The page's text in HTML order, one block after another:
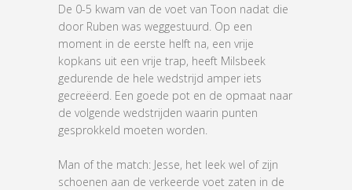
De 0-5 kwam van de voet van Toon nadat die
door Ruben was weggestuurd. Op een
moment in de eerste helft na, een vrije
kopkans uit een vrije trap, heeft Milsbeek
gedurende de hele wedstrijd amper iets
gecreëerd. Een goede pot en de opmaat naar
de volgende wedstrijden waarin punten
gesprokkeld moeten worden.
Man of the match: Jesse, het leek wel of zijn
schoenen aan de verkeerde voet zaten in de